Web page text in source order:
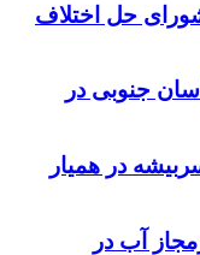
حل اختلاف
جنوبی در
در همیار
غیرمجاز آب در